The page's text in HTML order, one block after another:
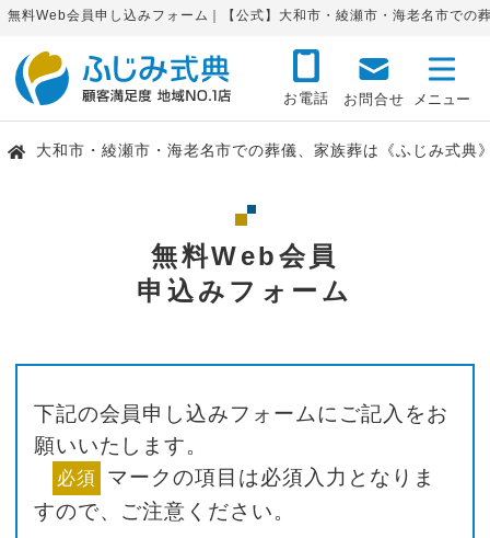
無料Web会員申し込みフォーム｜【公式】大和市・綾瀬市・海老名市での
お電話 お問合せ
大和市・綾瀬市・海老名市での葬儀、家族葬は《ふじみ式典
無料Web会員
申込みフォーム
下記の会員申し込みフォームにご記入をお
願いいたします。
必須 マークの項目は必須入力となりま
すので、ご注意ください。